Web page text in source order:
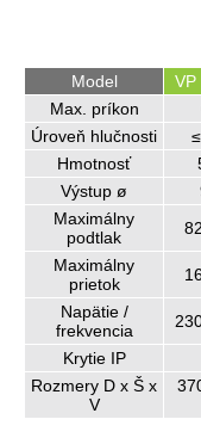
Model VP
Max. príkon
Úroveň hlučnosti
Hmotnosť
Výstup ø
Maximálny
podtlak
Maximálny
prietok
Napätie /
frekvencia
Krytie IP
Rozmery D x Š x
V